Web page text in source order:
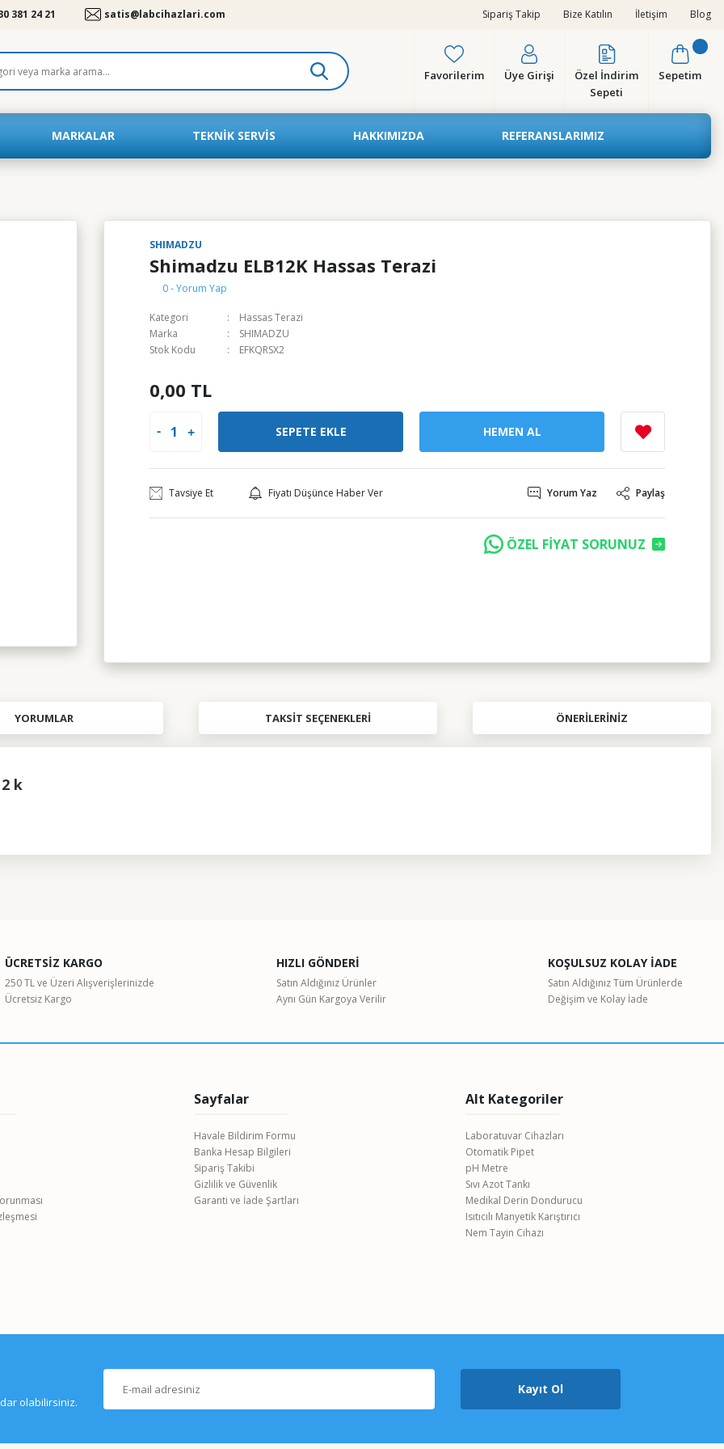
381 24 21 satis@labcihazlari.com Sipariş Takip Bize Katılın İletişim Blog
Favorilerim Üye Girişi
Özel İndirim
Sepeti
Sepetim
MARKALAR TEKNIK SERVIS HAKKIMIZDA REFERANSLARIMIZ
SHIMADZU
Shimadzu ELB12K Hassas Terazi
0 - Yorum Yap
Kategori
Hassas Terazi
Marka
SHIMADZU
Stok Kodu
EFKQRSX2
0,00 TL
SEPETE EKLE HEMEN AL
Tavsiye Et Fiyatı Düşünce Haber Ver Yorum Yaz Paylaş
ÖZEL FİYAT SORUNUZ
YORUMLAR TAKSIT SEÇENEKLERI ÖNERILERINIZ
k
Gönder
ÜCRETSİZ KARGO
250 TL ve Üzeri Alışverişlerinizde
Ücretsiz Kargo
HIZLI GÖNDERİ
Satın Aldığınız Ürünler
Aynı Gün Kargoya Verilir
KOŞULSUZ KOLAY İADE
Satın Aldığınız Tüm Ürünlerde
Değişim ve Kolay İade
Sayfalar
Havale Bildirim Formu
Banka Hesap Bilgileri
Sipariş Takibi
Gizlilik ve Güvenlik
Garanti ve İade Şartları
Alt Kategoriler
Laboratuvar Cihazları
Otomatik Pipet
pH Metre
Sıvı Azot Tankı
Medikal Derin Dondurucu
Isıtıcılı Manyetik Karıştırıcı
Nem Tayin Cihazı
olabilirsiniz.
Kayıt Ol